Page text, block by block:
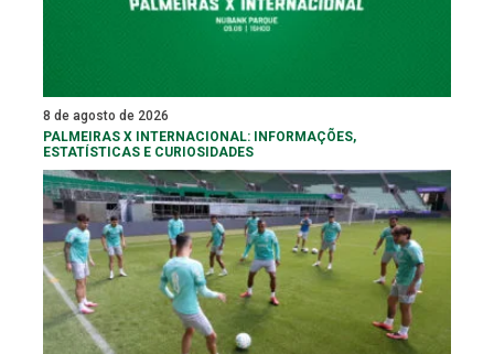
8 de agosto de 2026
PALMEIRAS X INTERNACIONAL: INFORMAÇÕES,
ESTATÍSTICAS E CURIOSIDADES